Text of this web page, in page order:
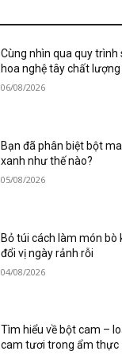
Cùng nhìn qua quy
hoa nghệ tây chất lượng
06/08/2026
Bạn đã phân biệt bột
xanh như thế nào?
05/08/2026
Bỏ túi cách làm món bò
đổi vị ngày rảnh rỗi
04/08/2026
Tìm hiểu về bột cam –
cam tươi trong ẩm thực